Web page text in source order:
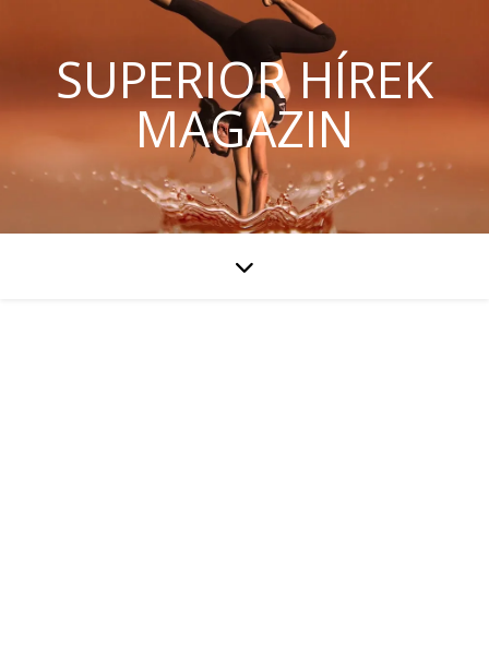
SUPERIOR HÍREK
MAGAZIN